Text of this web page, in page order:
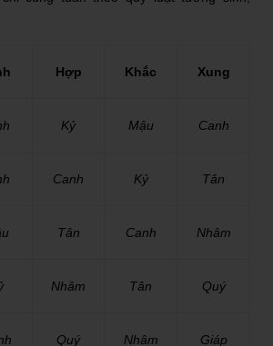
Hợp Khắc Xung
Kỷ Mậu Canh
Canh Kỷ Tân
Tân Canh Nhâm
Nhâm Tân Quý
Quý Nhâm Giáp